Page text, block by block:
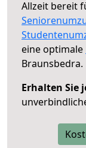
Allzeit bereit
eine optimale
Braunsbedra.
Erhalten Sie